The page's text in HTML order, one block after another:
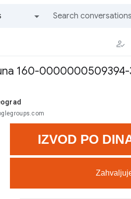
160-0000000509394-
IZVOD PO